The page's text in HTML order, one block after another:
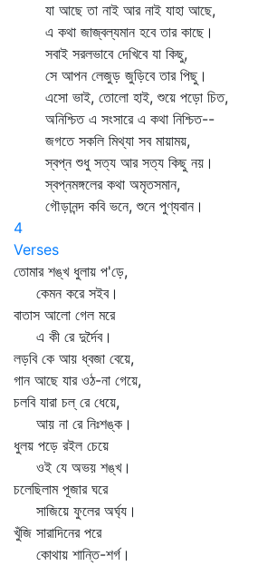
যা আছে তা নাই আর নাই যাহা আছে,
এ কথা জাজ্বল্যমান হবে তার কাছে।
সবাই সরলভাবে দেখিবে যা কিছু,
সে আপন লেজুড় জুড়িবে তার পিছু।
এসো ভাই, তোলো হাই, শুয়ে পড়ো চিত,
অনিশ্চিত এ সংসারে এ কথা নিশ্চিত--
জগতে সকলি মিথ্যা সব মায়াময়,
স্বপ্ন শুধু সত্য আর সত্য কিছু নয়।
স্বপ্নমঙ্গলের কথা অমৃতসমান,
গৌড়ানন্দ কবি ভনে, শুনে পুণ্যবান।
4
Verses
তোমার শঙ্খ ধুলায় প'ড়ে,
কেমন করে সইব।
বাতাস আলো গেল মরে
এ কী রে দুর্দৈব।
লড়বি কে আয় ধ্বজা বেয়ে,
গান আছে যার ওঠ-না গেয়ে,
চলবি যারা চল্‌ রে ধেয়ে,
আয় না রে নিঃশঙ্ক।
ধুলয় পড়ে রইল চেয়ে
ওই যে অভয় শঙ্খ।
চলেছিলাম পূজার ঘরে
সাজিয়ে ফুলের অর্ঘ্য।
খুঁজি সারাদিনের পরে
কোথায় শান্তি-শর্গ।